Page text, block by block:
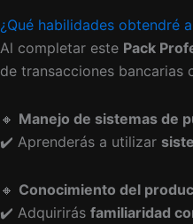
¿Qué habilidades obtendré
Al completar este Pack
de transacciones bancarias
🔸 Manejo de sistemas de
✔️ Aprenderás a utilizar
🔸 Conocimiento del
✔️ Adquirirás familiaridad